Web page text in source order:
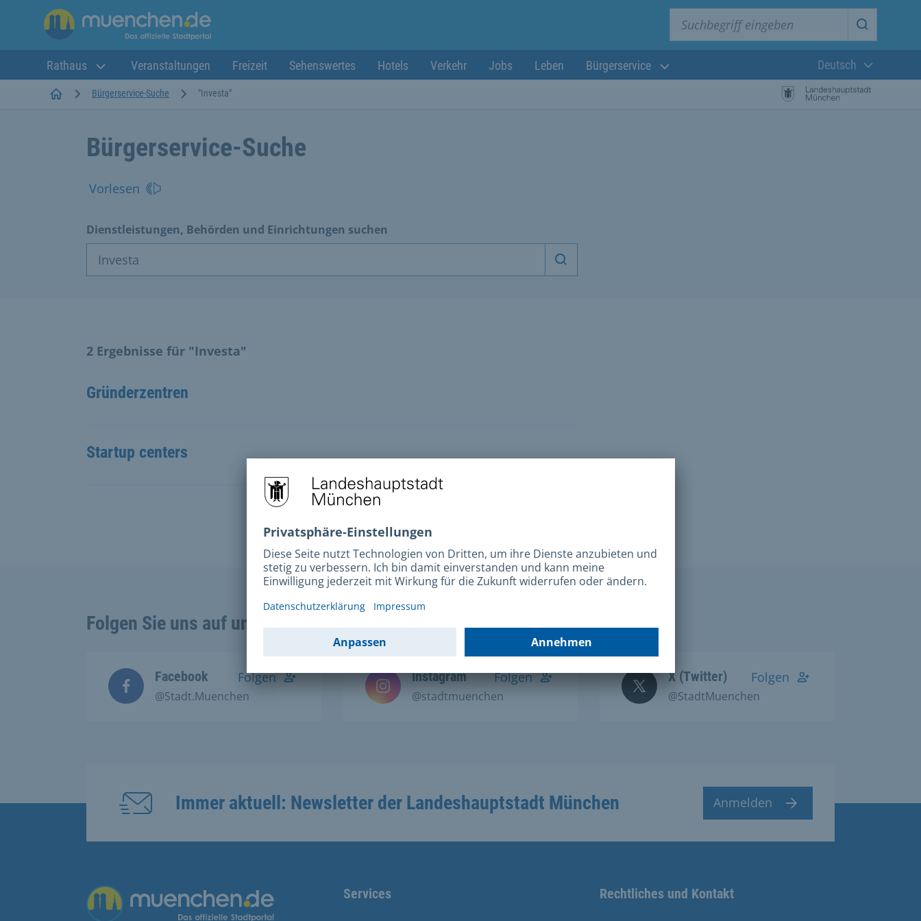
Suche
Rathaus Veranstaltungen Freizeit Sehenswertes Hotels Verkehr Jobs Leben Bürgerservice
Aktuelle
Deutsch
StartseiteBürgerservice-Suche "Investa"
Bürgerservice-Suche
Vorlesen
Dienstleistungen, Behörden und Einrichtungen suchen
Dienstleistungssuche Starten
2 Ergebnisse für "Investa"
Gründerzentren
Startup centers
Folgen Sie uns auf unseren Social Media Kanälen:
Facebook
@Stadt.Muenchen
Folgen Instagram
@stadtmuenchen
Folgen X (Twitter)
@StadtMuenchen
Folgen
Immer aktuell: Newsletter der Landeshauptstadt München Anmelden
Übergreifende Links Services Rechtliches und Kontakt